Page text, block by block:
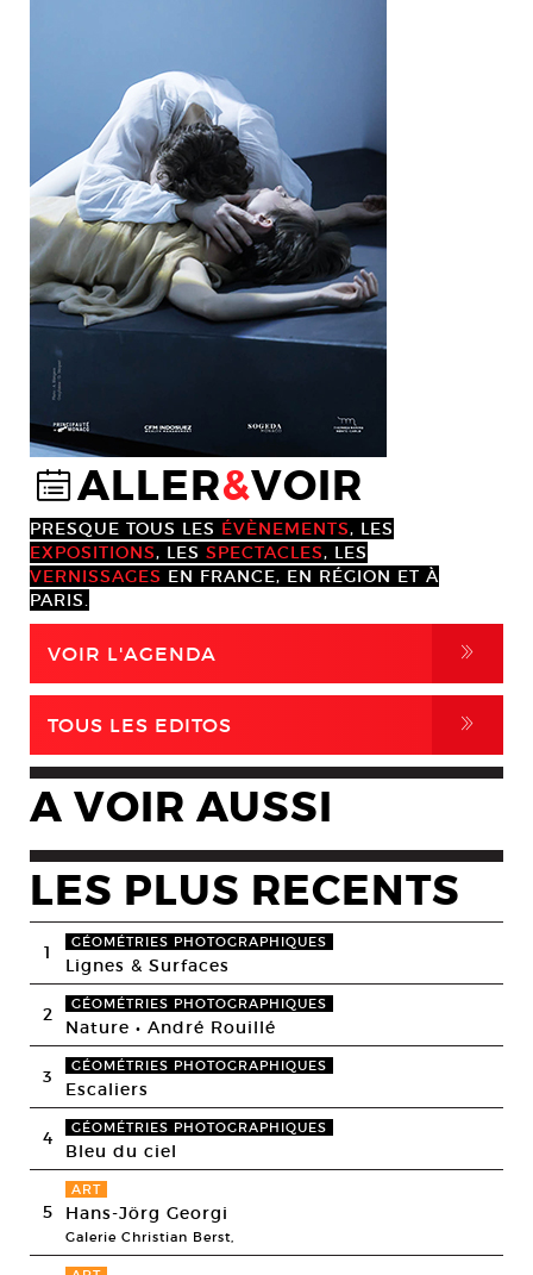
@ALLER&VOIR
PRESQUE TOUS LES ÉVÈNEMENTS, LES
EXPOSITIONS, LES SPECTACLES, LES
VERNISSAGES EN FRANCE, EN RÉGION ET À
PARIS.
VOIR L'AGENDA ,
TOUS LES EDITOS ,
A VOIR AUSSI
LES PLUS RECENTS
1 GÉOMÉTRIES PHOTOGRAPHIQUES
Lignes & Surfaces
2 GÉOMÉTRIES PHOTOGRAPHIQUES
Nature • André Rouillé
3 GÉOMÉTRIES PHOTOGRAPHIQUES
Escaliers
4 GÉOMÉTRIES PHOTOGRAPHIQUES
Bleu du ciel
5
ART
Hans-Jörg Georgi
Galerie Christian Berst,